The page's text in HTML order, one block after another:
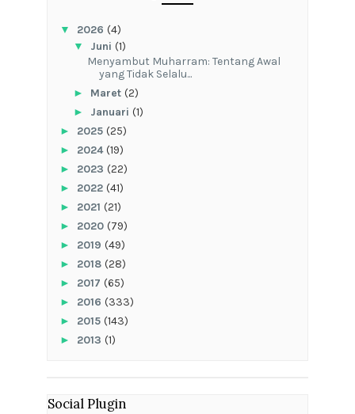
▼ 2026 (4)
▼ Juni (1)
Menyambut Muharram: Tentang Awal
yang Tidak Selalu...
► Maret (2)
► Januari (1)
► 2025 (25)
► 2024(19)
► 2023 (22)
► 2022 (41)
► 2021 (21)
► 2020 (79)
► 2019 (49)
► 2018 (28)
► 2017 (65)
► 2016 (333)
► 2015 (143)
► 2013 (1)
Social Plugin